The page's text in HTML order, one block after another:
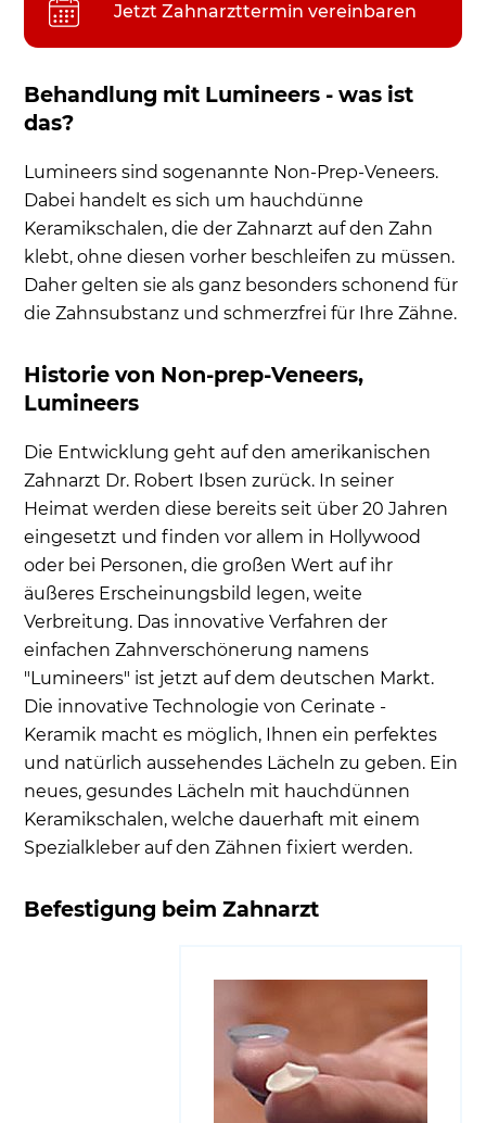
Was kosten Lumineers?
Lumineers verdecken unansehnliche
Zahnfüllungen
Lumineers in natürlichen Zahnfarben
Welche Eigenschaften sprechen ästhetisch
dafür?
Wann sind Lumineers geeignet?
Ausgeschlossen!
Wie lange halten Lumineers?
Vor- und Nachteile von Lumineers
Nachteile von Lumineers
Was müssen Sie bei Lumineers beachten?
Häufige Patientenfragen
Jetzt Zahnarzttermin vereinbaren
Behandlung mit Lumineers - was ist
das?
Lumineers sind sogenannte Non-Prep-Veneers.
Dabei handelt es sich um hauchdünne
Keramikschalen, die der Zahnarzt auf den Zahn
klebt, ohne diesen vorher beschleifen zu müssen.
Daher gelten sie als ganz besonders schonend für
die Zahnsubstanz und schmerzfrei für Ihre Zähne.
Historie von Non-prep-Veneers,
Lumineers
Die Entwicklung geht auf den amerikanischen
Zahnarzt Dr. Robert Ibsen zurück. In seiner
Heimat werden diese bereits seit über 20 Jahren
eingesetzt und finden vor allem in Hollywood
oder bei Personen, die großen Wert auf ihr
äußeres Erscheinungsbild legen, weite
Verbreitung. Das innovative Verfahren der
einfachen Zahnverschönerung namens
"Lumineers" ist jetzt auf dem deutschen Markt.
Die innovative Technologie vonCerinate -
Keramik macht es möglich, Ihnen ein perfektes
und natürlich aussehendes Lächeln zu geben. Ein
neues, gesundes Lächeln mit hauchdünnen
Keramikschalen, welche dauerhaft mit einem
Spezialkleber auf den Zähnen fixiert werden.
Befestigung beim Zahnarzt